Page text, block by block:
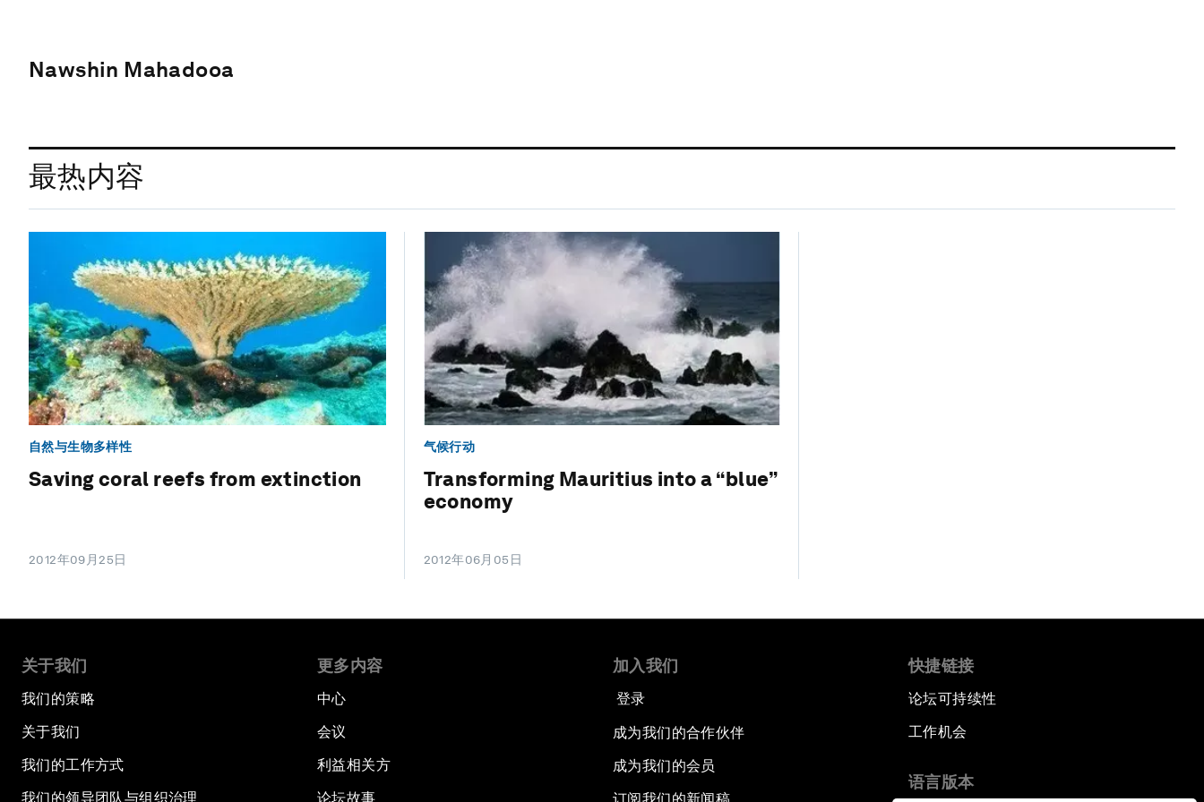
Nawshin Mahadooa
最热内容
自然与生物多样性
Saving coral reefs from extinction
2012年09月25日
气候行动
Transforming Mauritius into a “blue”
economy
2012年06月05日
关于我们
我们的策略
关于我们
我们的工作方式
我们的领导团队与组织治理
更多内容
中心
会议
利益相关方
论坛故事
加入我们
登录
成为我们的合作伙伴
成为我们的会员
快捷链接
论坛可持续性
工作机会
语言版本